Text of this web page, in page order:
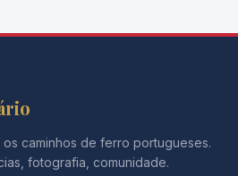
caminhos de ferro portugueses.
fotografia, comunidade.